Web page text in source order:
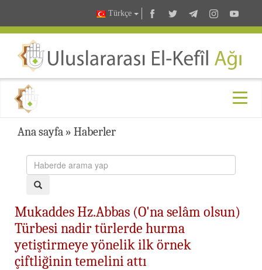
Türkçe
Ana sayfa » Haberler
Mukaddes Hz.Abbas (O'na selâm olsun)
Türbesi nadir türlerde hurma
yetiştirmeye yönelik ilk örnek
çiftliğinin temelini attı